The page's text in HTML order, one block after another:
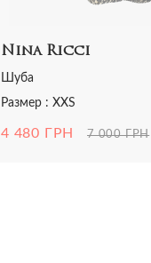
Nina Ricci
Шуба
Размер : XXS
4 480 ГРН 7 000 ГРН